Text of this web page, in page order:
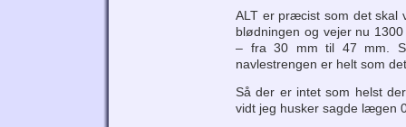
ALT er præcist som det skal
blødningen og vejer nu
– fra 30 mm til 47 mm.
navlestrengen er helt som
Så der er intet som helst
vidt jeg husker sagde lægen